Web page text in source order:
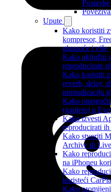
Postavke
Upute
Kako koristiti
kompresor,
glasnoće i više
Kako uključiti
reproducirate
Kako koristiti
reverb, delay,
normalizaciju
Kako
(gapless) u
Kako izvesti
reproducirati
Kako stvoriti
Archive ili
Kako
na iPhoneu
Kako
koristeći
Kako